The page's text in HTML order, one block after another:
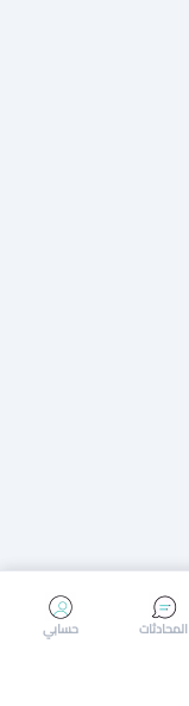
إجراء مكالمة
حسابي المحادثات